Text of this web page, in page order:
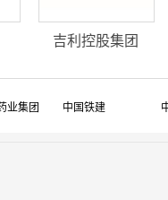
吉利控股集团
业集团 中国铁建